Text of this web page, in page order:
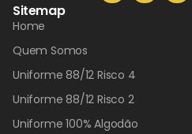
Sitemap
Home
Quem Somos
Uniforme 88/12 Risco 4
Uniforme 88/12 Risco 2
Uniforme 100% Algodão